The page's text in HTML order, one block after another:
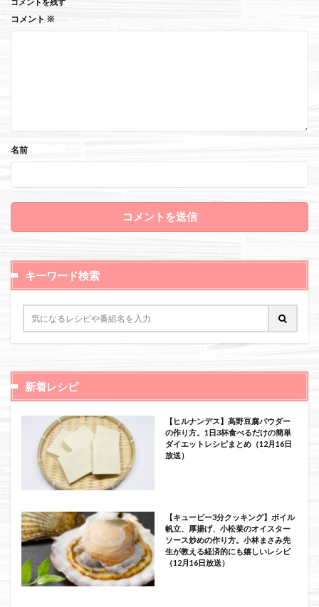
コメント ※
名前
キーワード検索
新着レシピ
【ヒルナンデス】高野豆腐パウダー
の作り方。1日3杯食べるだけの簡単
ダイエットレシピまとめ（12月16日
放送）
【キューピー3分クッキング】ボイル
帆立、厚揚げ、小松菜のオイスター
ソース炒めの作り方。小林まさみ先
生が教える経済的にも嬉しいレシピ
（12月16日放送）